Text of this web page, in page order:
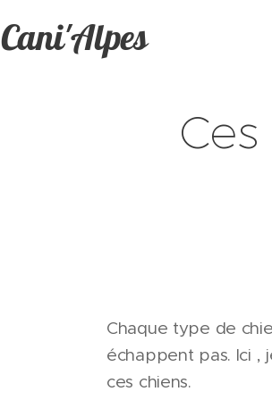
Cani'Alpes
Chaque type de
échappent pas. Ici ,
ces chiens.